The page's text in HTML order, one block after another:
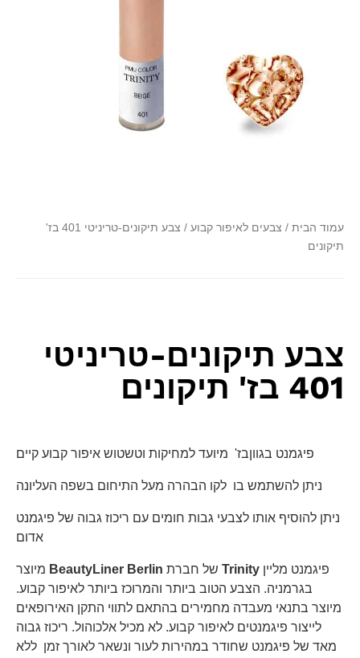
האפשרויות
עמוד הבית / צבעים לאיפור קבוע
/ צבע תיקונים-טריניטי 401 בז'
תיקונים
צבע תיקונים-טריניטי
401 בז' תיקונים
פיגמנט בגווןבז' מיועד למחיקות וטשטוש איפור קבוע קיים
ניתן להשתמש בו לקו הבהרה מעל התיחום בשפה העליונה
ניתן להוסיף אותו לצבעי גבות חומים עם ריכוז גבוה של פיגמנט
אדום
פיגמנט מליין Trinity של חברת BeautyLiner Berlin מיוצר
בגרמניה. הצבע הטוב ביותר והמרוכז ביותר לאיפור קבוע.
מיוצר בתנאי מעבדה מחמירים בהתאם לתווי התקן האירופאים
לייצור פיגמנטים לאיפור קבוע. לא מכיל אלכוהול. ריכוז גבוה
מאד של פיגמנט שחודר במהירות לעור ונשאר לאורך זמן ללא